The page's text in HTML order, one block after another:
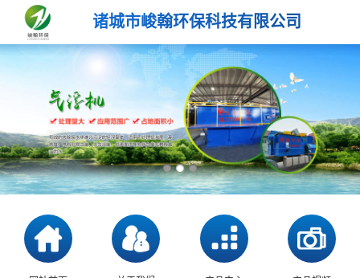
诸城市峻翰环保科技有限公司